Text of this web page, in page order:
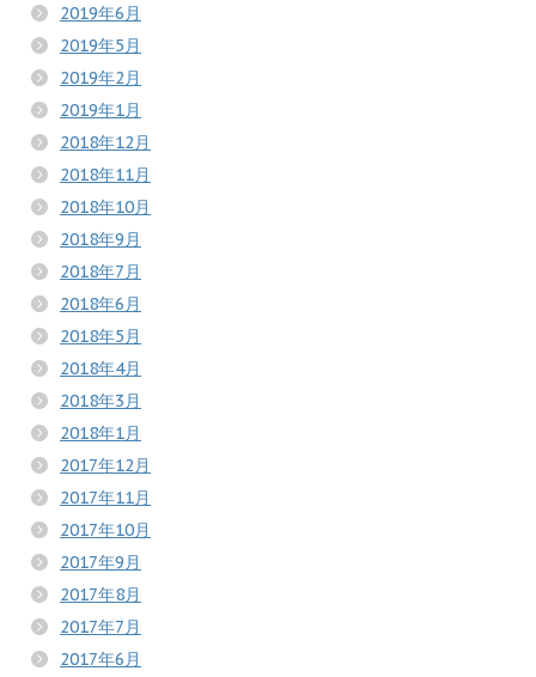
2019年6月
2019年5月
2019年2月
2019年1月
2018年12月
2018年11月
2018年10月
2018年9月
2018年7月
2018年6月
2018年5月
2018年4月
2018年3月
2018年1月
2017年12月
2017年11月
2017年10月
2017年9月
2017年8月
2017年7月
2017年6月